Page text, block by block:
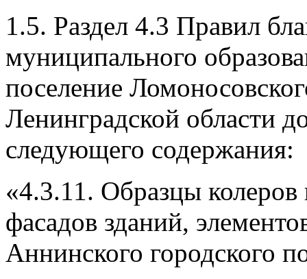
1.5. Раздел 4.3 Правил
муниципального
поселение
Ленинградской области
следующего содержания:
«4.3.11. Образцы колеров
фасадов зданий,
Аннинского городского